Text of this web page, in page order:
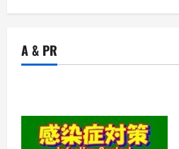
A & PR